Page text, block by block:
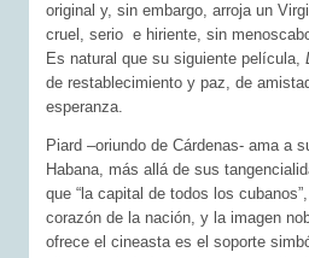
original y, sin embargo, arroja un
cruel, serio e hiriente, sin
Es natural que su siguiente película,
de restablecimiento y paz, de
esperanza.
Piard –oriundo de Cárdenas- ama a
Habana, más allá de sus
que “la capital de todos los
corazón de la nación, y la imagen
ofrece el cineasta es el soporte